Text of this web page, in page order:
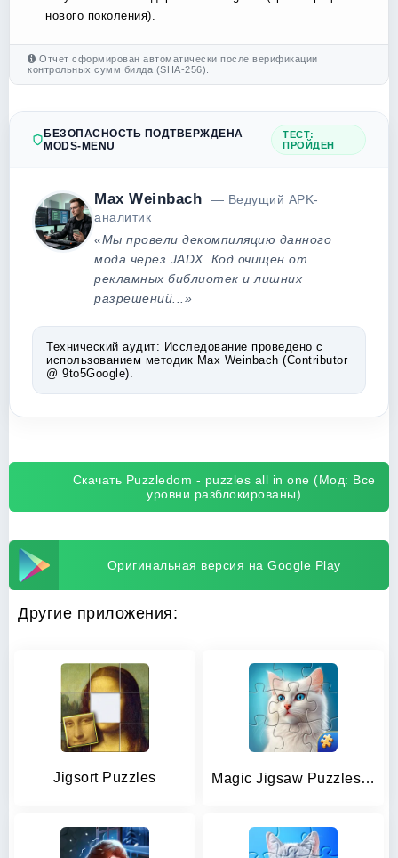
нового поколения).
Отчет сформирован автоматически после верификации
контрольных сумм билда (SHA-256).
БЕЗОПАСНОСТЬ ПОДТВЕРЖДЕНА
MODS-MENU
ТЕСТ:
ПРОЙДЕН
Max Weinbach
— Ведущий APK-
аналитик
«Мы провели декомпиляцию данного
мода через JADX. Код очищен от
рекламных библиотек и лишних
разрешений...»
Технический аудит: Исследование проведено с
использованием методик Max Weinbach (Contributor
@ 9to5Google).
Скачать Puzzledom - puzzles all in one (Мод: Все
уровни разблокированы)
Оригинальная версия на Google Play
Другие приложения:
Jigsort Puzzles Magic Jigsaw Puzzles－Games HD